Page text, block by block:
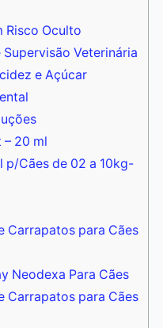
Risco Oculto
Veterinária
e Açúcar
– 20 ml
p/Cães de 02 a 10kg-
Carrapatos para Cães
Neodexa Para Cães
Carrapatos para Cães